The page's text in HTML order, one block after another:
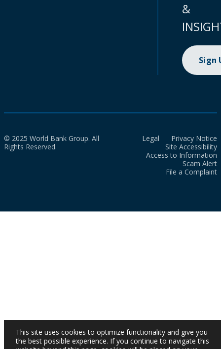
&
Sign
© 2025 World Bank Group. All
Rights Reserved.
Legal
Privacy Notice
Site Accessibility
Access to Information
Scam Alert
File a Complaint
This site uses cookies to optimize functionality and give you
the best possible experience. If you continue to navigate this